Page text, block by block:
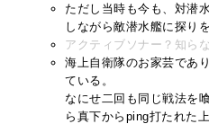
ただし当時も今も、対潜
しながら敵潜水艦に探り
アクティブソナー？知ら
海上自衛隊のお家芸であ
ている。
なにせ二回も同じ戦法を
ら真下からping打たれた